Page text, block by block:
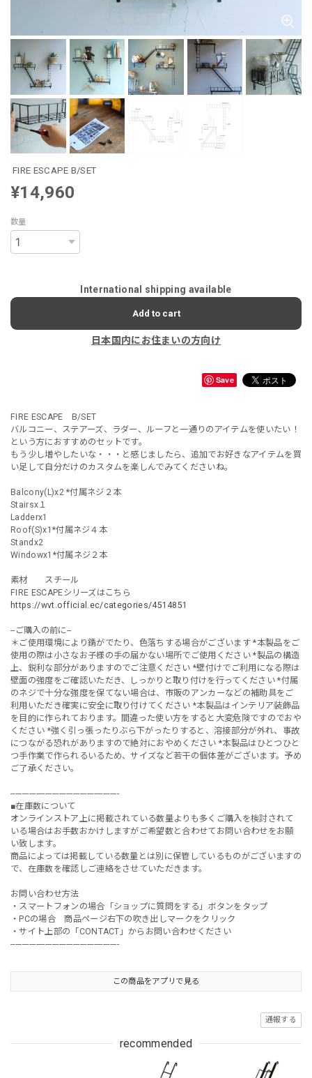
FIRE ESCAPE B/SET
¥14,960
数量
International shipping available
Add to cart
日本国内にお住まいの方向け
Save
FIRE ESCAPE B/SET
バルコニー、ステアーズ、ラダー、ルーフと一通りのアイテムを使いたい！
という方におすすめのセットです。
もう少し増やしたいな・・・と感じましたら、追加でお好きなアイテムを買
い足して自分だけのカスタムを楽しんでみてくださいね。
Balcony(L)x2 *付属ネジ２本
Stairsx１
Ladderx1
Roof(S)x1*付属ネジ４本
Standx2
Windowx1*付属ネジ２本
素材 スチール
FIRE ESCAPEシリーズはこちら
https://wvt.official.ec/categories/4514851
--ご購入の前に--
＊ご使用環境により錆がでたり、色落ちする場合がございます *本製品をご
使用の際は小さなお子様の手の届かない場所でご使用ください *製品の構造
上、鋭利な部分がありますのでご注意ください *壁付けでご利用になる際は
壁面の強度をご確認いただき、しっかりと取り付けを行ってください *付属
のネジで十分な強度を保てない場合は、市販のアンカーなどの補助具をご
利用いただき確実に安全に取り付けてください *本製品はインテリア装飾品
を目的に作られております。間違った使い方をすると大変危険ですのでおや
ください *強く引っ張ったりぶら下がったりすると、溶接部分が外れ、事故
につながる恐れがありますので絶対におやめください *本製品はひとつひと
つ手作業で作られるいるため、サイズなど若干の個体差がございます。予め
ご了承ください。
-----------------------------------------------
■在庫数について
オンラインストア上に掲載されている数量よりも多くご購入を検討されて
いる場合はお手数おかけしますがご希望数と合わせてお問い合わせをお願
い致します。
商品によっては掲載している数量とは別に保管しているものがございますの
で、在庫数を確認しご連絡をさせていただきます。
お問い合わせ方法
・スマートフォンの場合「ショップに質問をする」ボタンをタップ
・PCの場合 商品ページ右下の吹き出しマークをクリック
・サイト上部の「CONTACT」からお問い合わせください
-----------------------------------------------
この商品をアプリで見る
通報する
recommended